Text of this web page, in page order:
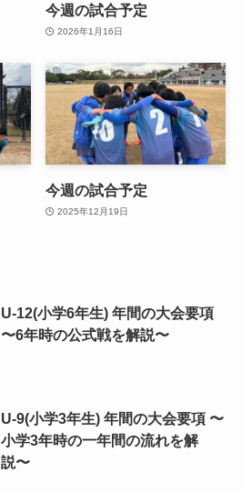
今週の試合予定
2026年1月16日
今週の試合予定
2025年12月19日
U-12(小学6年生) 年間の大会要項
〜6年時の公式戦を解説〜
U-9(小学3年生) 年間の大会要項 〜
小学3年時の一年間の流れを解
説〜